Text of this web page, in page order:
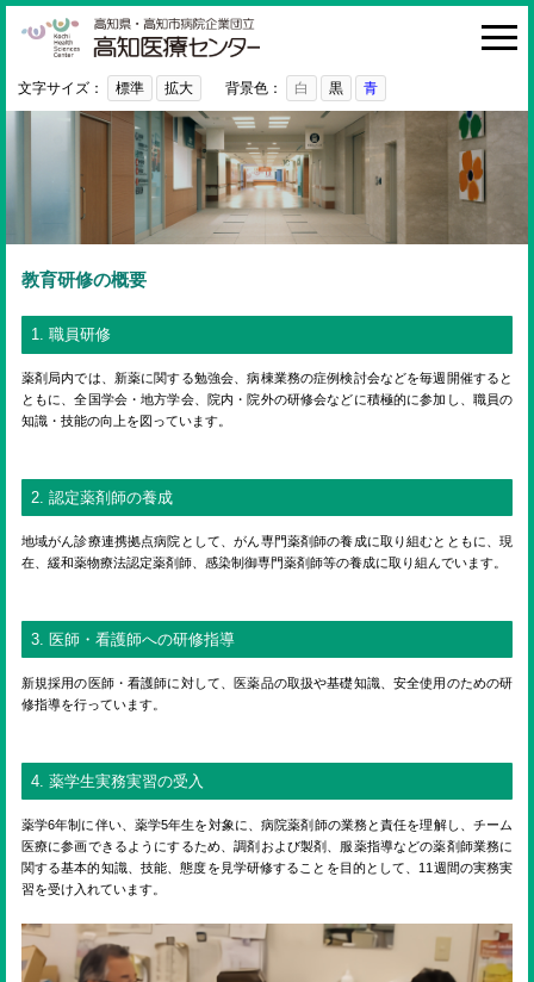
HOME
診療科・部門
入院・お見舞い
病院紹介
医療関係者の方へ
利用ガイド
採用情報
ENGLISH
検索
文字サイズ： 標準 拡大 背景色： 白 黒 青
教育研修の概要
1. 職員研修
薬剤局内では、新薬に関する勉強会、病棟業務の症例検討会などを毎週開催すると
ともに、全国学会・地方学会、院内・院外の研修会などに積極的に参加し、職員の
知識・技能の向上を図っています。
2. 認定薬剤師の養成
地域がん診療連携拠点病院として、がん専門薬剤師の養成に取り組むとともに、現
在、緩和薬物療法認定薬剤師、感染制御専門薬剤師等の養成に取り組んでいます。
3. 医師・看護師への研修指導
新規採用の医師・看護師に対して、医薬品の取扱や基礎知識、安全使用のための研
修指導を行っています。
4. 薬学生実務実習の受入
薬学6年制に伴い、薬学5年生を対象に、病院薬剤師の業務と責任を理解し、チーム
医療に参画できるようにするため、調剤および製剤、服薬指導などの薬剤師業務に
関する基本的知識、技能、態度を見学研修することを目的として、11週間の実務実
習を受け入れています。